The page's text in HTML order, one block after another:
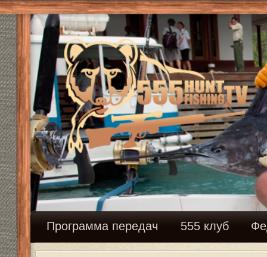
Программа передач 555 клуб Федерация
Как и где купить винтовку?
Ответить